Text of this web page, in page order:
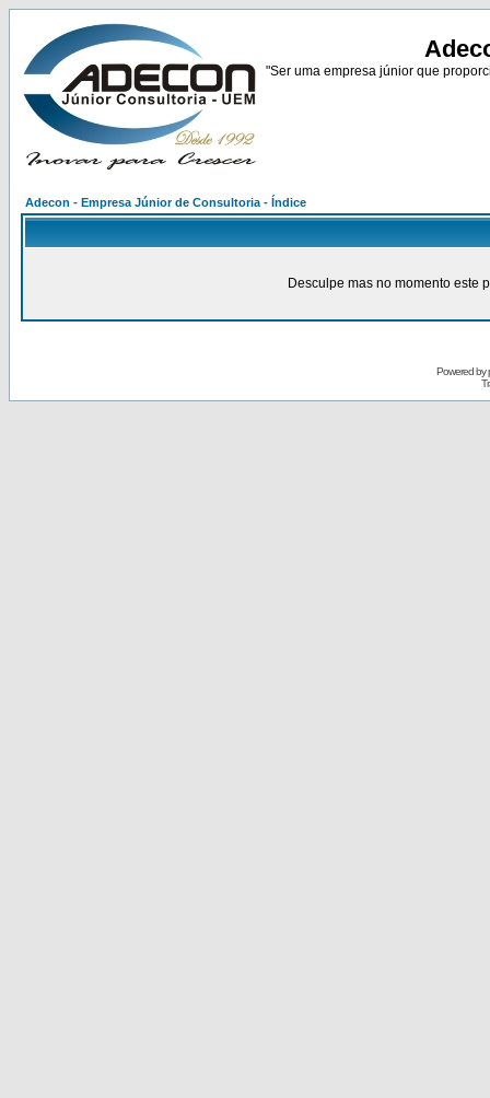
"Ser uma empresa júnior que
Adecon - Empresa Júnior de Consultoria - Índice
Desculpe mas no momento este
Powered by